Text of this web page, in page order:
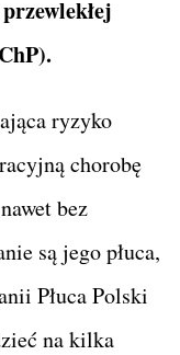
ryzyko
chorobę
bez
są jego płuca,
Płuca Polski
na kilka